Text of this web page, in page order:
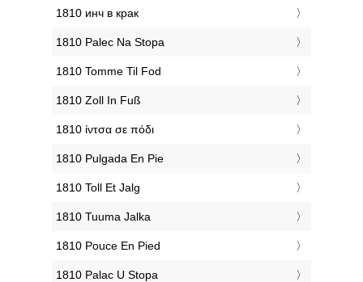
‎1810 инч в крак
‎1810 Palec Na Stopa
‎1810 Tomme Til Fod
‎1810 Zoll In Fuß
‎1810 ίντσα σε πόδι
‎1810 Pulgada En Pie
‎1810 Toll Et Jalg
‎1810 Tuuma Jalka
‎1810 Pouce En Pied
‎1810 Palac U Stopa